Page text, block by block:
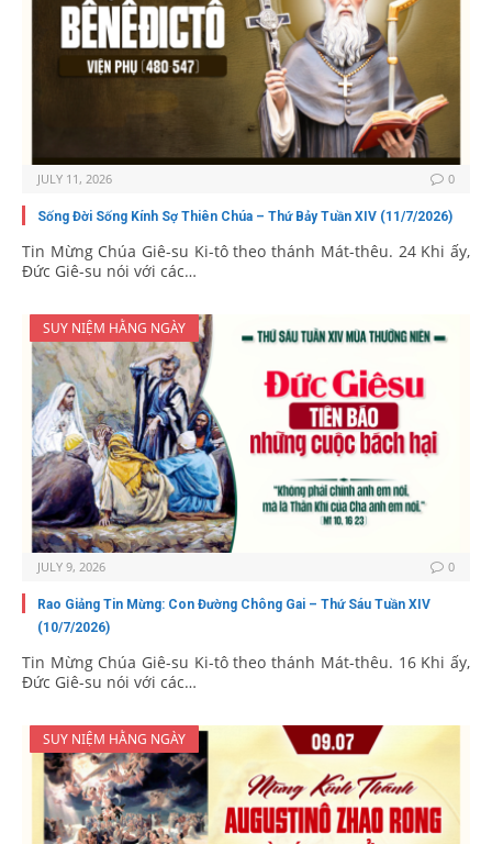
JULY 11, 2026 0
Sống Đời Sống Kính Sợ Thiên Chúa – Thứ Bảy Tuần XIV (11/7/2026)
Tin Mừng Chúa Giê-su Ki-tô theo thánh Mát-thêu. 24 Khi ấy,
Đức Giê-su nói với các…
SUY NIỆM HẰNG NGÀY
JULY 9, 2026 0
Rao Giảng Tin Mừng: Con Đường Chông Gai – Thứ Sáu Tuần XIV
(10/7/2026)
Tin Mừng Chúa Giê-su Ki-tô theo thánh Mát-thêu. 16 Khi ấy,
Đức Giê-su nói với các…
SUY NIỆM HẰNG NGÀY